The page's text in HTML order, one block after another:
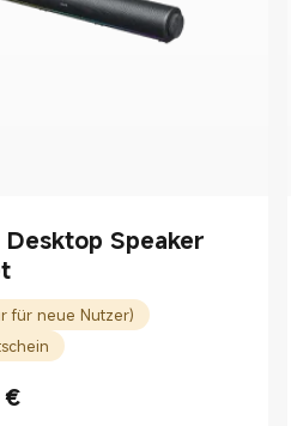
Desktop Speaker
für neue Nutzer)
€ €129.99